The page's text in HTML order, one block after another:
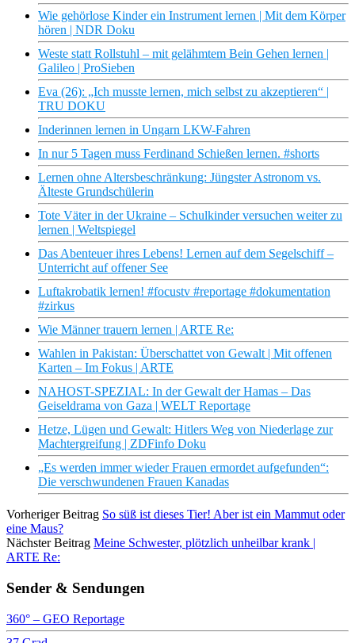
Wie gehörlose Kinder ein Instrument lernen | Mit dem Körper
hören | NDR Doku
Weste statt Rollstuhl – mit gelähmtem Bein Gehen lernen |
Galileo | ProSieben
Eva (26): „Ich musste lernen, mich selbst zu akzeptieren“ |
TRU DOKU
Inderinnen lernen in Ungarn LKW-Fahren
In nur 5 Tagen muss Ferdinand Schießen lernen. #shorts
Lernen ohne Altersbeschränkung: Jüngster Astronom vs.
Älteste Grundschülerin
Tote Väter in der Ukraine – Schulkinder versuchen weiter zu
lernen | Weltspiegel
Das Abenteuer ihres Lebens! Lernen auf dem Segelschiff –
Unterricht auf offener See
Luftakrobatik lernen! #focustv #reportage #dokumentation
#zirkus
Wie Männer trauern lernen | ARTE Re:
Wahlen in Pakistan: Überschattet von Gewalt | Mit offenen
Karten – Im Fokus | ARTE
NAHOST-SPEZIAL: In der Gewalt der Hamas – Das
Geiseldrama von Gaza | WELT Reportage
Hetze, Lügen und Gewalt: Hitlers Weg von Niederlage zur
Machtergreifung | ZDFinfo Doku
„Es werden immer wieder Frauen ermordet aufgefunden“:
Die verschwundenen Frauen Kanadas
Vorheriger Beitrag So süß ist dieses Tier! Aber ist ein Mammut oder
eine Maus?
Nächster Beitrag Meine Schwester, plötzlich unheilbar krank |
ARTE Re:
Sender & Sendungen
360° – GEO Reportage